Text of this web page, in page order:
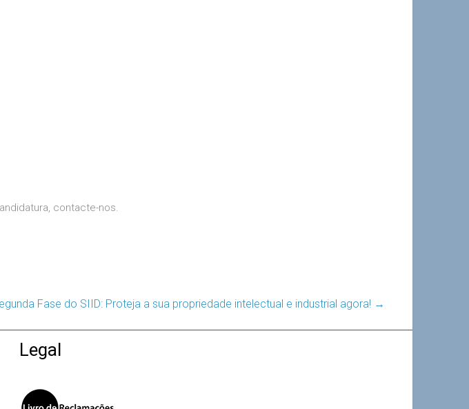
contacte-nos.
Fase do SIID: Proteja a sua propriedade intelectual e industrial agora! →
Legal